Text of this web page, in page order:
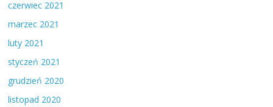
czerwiec 2021
marzec 2021
luty 2021
styczeń 2021
grudzień 2020
listopad 2020